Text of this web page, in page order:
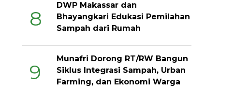
8
DWP Makassar dan
Bhayangkari Edukasi Pemilahan
Sampah dari Rumah
9
Munafri Dorong RT/RW Bangun
Siklus Integrasi Sampah, Urban
Farming, dan Ekonomi Warga